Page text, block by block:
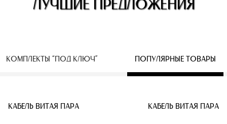
КОМПЛЕКТЫ “ПОД КЛЮЧ” ПОПУЛЯРНЫЕ ТОВАРЫ
IP КАМЕРЫ КАБЕЛЬ ВИТАЯ ПАРА
КАБЕЛЬ ВИТАЯ ПАРА КАБЕЛЬ ВИТАЯ ПАРА
КАБЕЛЬ ВИТАЯ ПАРА КАБЕЛЬ ВИТАЯ ПАРА